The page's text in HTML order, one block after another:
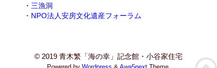
h・ 三漁洞
・ NPO法人安房文化遺産フォーラム
© 2019 青木繁「海の幸」記念館・小谷家住宅